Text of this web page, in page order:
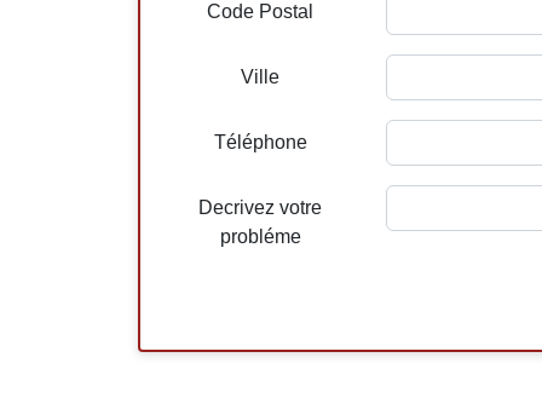
Code Postal
Ville
Téléphone
Decrivez votre
probléme